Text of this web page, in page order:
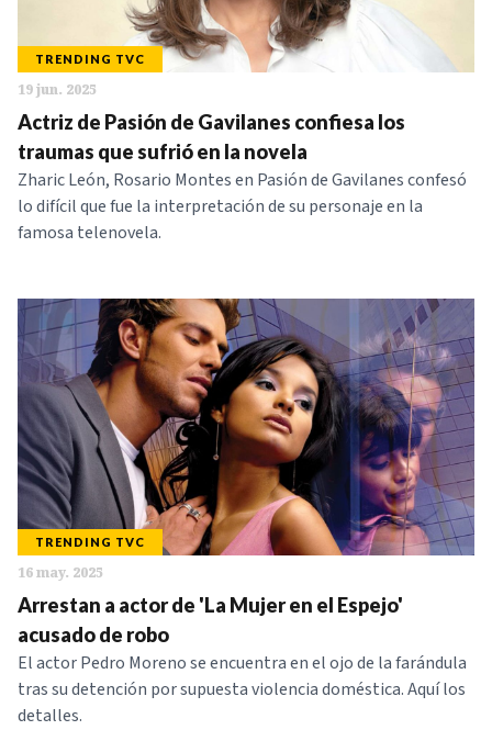
TRENDING TVC
19 jun. 2025
Actriz de Pasión de Gavilanes confiesa los
traumas que sufrió en la novela
Zharic León, Rosario Montes en Pasión de Gavilanes confesó
lo difícil que fue la interpretación de su personaje en la
famosa telenovela.
TRENDING TVC
16 may. 2025
Arrestan a actor de 'La Mujer en el Espejo'
acusado de robo
El actor Pedro Moreno se encuentra en el ojo de la farándula
tras su detención por supuesta violencia doméstica. Aquí los
detalles.